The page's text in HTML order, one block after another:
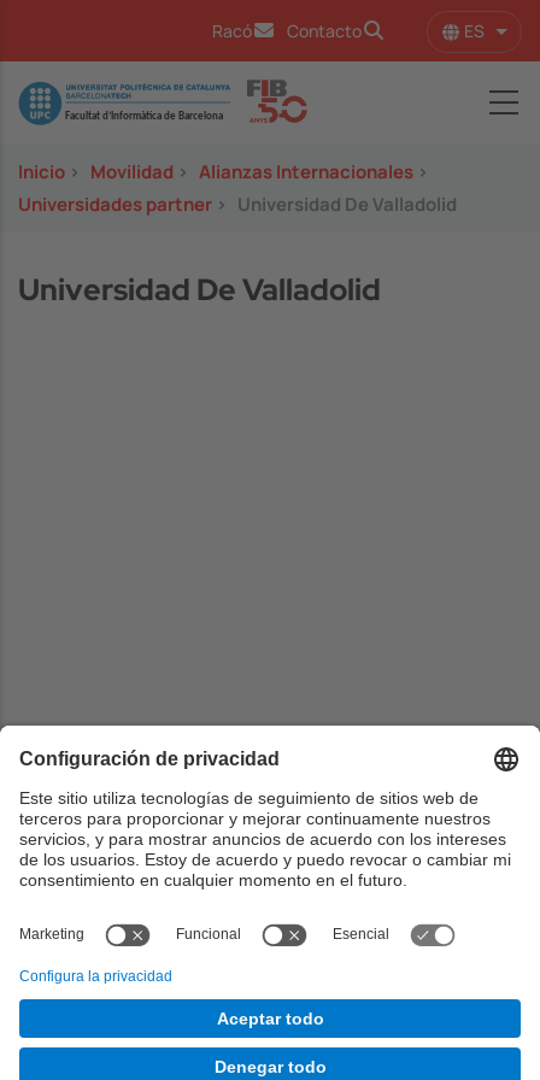
Racó Contacto ES
Image
Inicio > Movilidad > Alianzas Internacionales >
Universidades partner > Universidad De Valladolid
Universidad De Valladolid
Universidad
Universidad De Valladolid
España
Web
https://relint.blogs.inf.uva.es/inicio/estudiantesin/